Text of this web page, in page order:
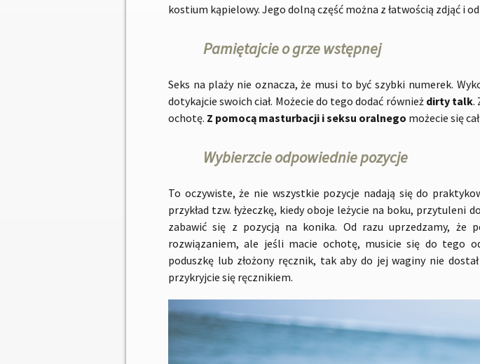
kostium kąpielowy. Jego dolną część można z łatwością zdjąć i od
Pamiętajcie o grze wstępnej
Seks na plaży nie oznacza, że musi to być szybki numerek.
dotykajcie swoich ciał. Możecie do tego dodać również dirty talk.
ochotę. Z pomocą masturbacji i seksu oralnego możecie się
Wybierzcie odpowiednie pozycje
To oczywiste, że nie wszystkie pozycje nadają się do
przykład tzw. łyżeczkę, kiedy oboje leżycie na boku, przytuleni
zabawić się z pozycją na konika. Od razu uprzedzamy, że
rozwiązaniem, ale jeśli macie ochotę, musicie się do tego
poduszkę lub złożony ręcznik, tak aby do jej waginy nie
przykryjcie się ręcznikiem.